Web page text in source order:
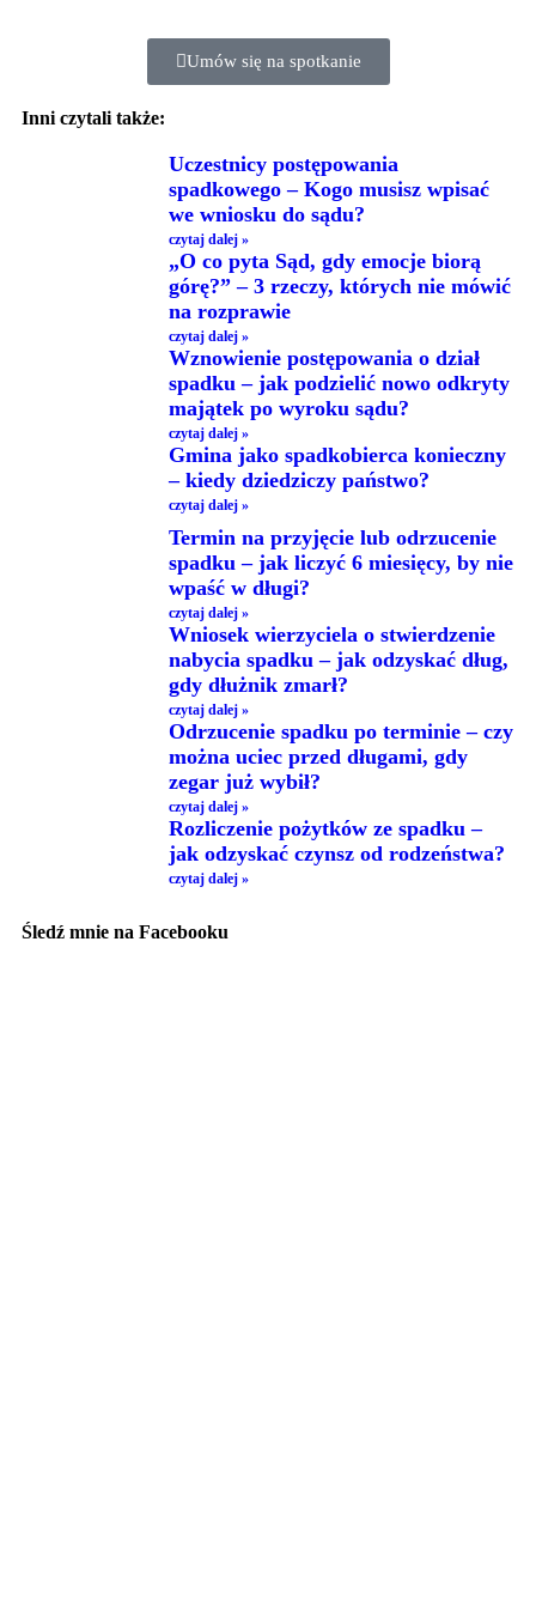
Umów się na spotkanie
Inni czytali także:
Uczestnicy postępowania
spadkowego – Kogo musisz wpisać
we wniosku do sądu?
czytaj dalej »
„O co pyta Sąd, gdy emocje biorą
górę?” – 3 rzeczy, których nie mówić
na rozprawie
czytaj dalej »
Wznowienie postępowania o dział
spadku – jak podzielić nowo odkryty
majątek po wyroku sądu?
czytaj dalej »
Gmina jako spadkobierca konieczny
– kiedy dziedziczy państwo?
czytaj dalej »
Termin na przyjęcie lub odrzucenie
spadku – jak liczyć 6 miesięcy, by nie
wpaść w długi?
czytaj dalej »
Wniosek wierzyciela o stwierdzenie
nabycia spadku – jak odzyskać dług,
gdy dłużnik zmarł?
czytaj dalej »
Odrzucenie spadku po terminie – czy
można uciec przed długami, gdy
zegar już wybił?
czytaj dalej »
Rozliczenie pożytków ze spadku –
jak odzyskać czynsz od rodzeństwa?
czytaj dalej »
Śledź mnie na Facebooku